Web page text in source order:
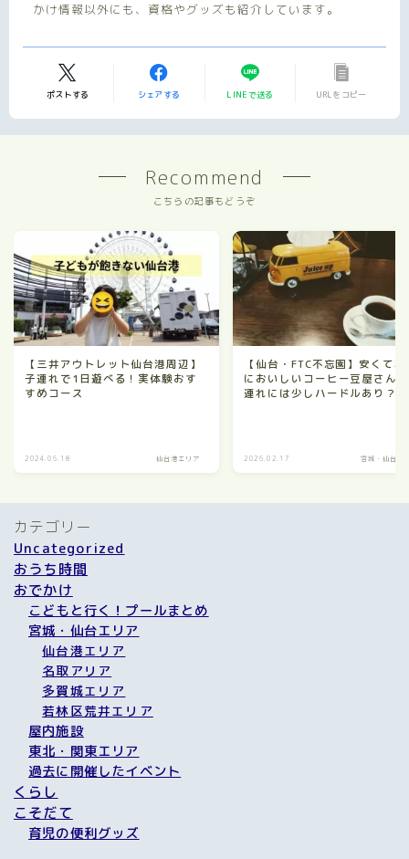
かけ情報以外にも、資格やグッズも紹介しています。
ポストする シェアする LINEで送る URLをコピー
Recommend
こちらの記事もどうぞ
【三井アウトレット仙台港周辺】
子連れで1日遊べる！実体験おす
すめコース
2024.06.18 仙台港エリア
【仙台・FTC不忘園】安くて
においしいコーヒー豆屋さん
連れには少しハードルあり？
2026.02.17 宮城・仙台エ
カテゴリー
Uncategorized
おうち時間
おでかけ
こどもと行く！プールまとめ
宮城・仙台エリア
仙台港エリア
名取アリア
多賀城エリア
若林区荒井エリア
屋内施設
東北・関東エリア
過去に開催したイベント
くらし
こそだて
育児の便利グッズ